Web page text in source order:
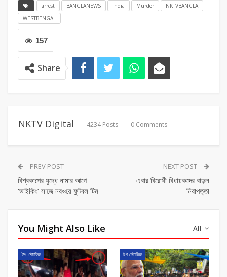
arrest BANGLANEWS India Murder
NKTVBANGLA
WESTBENGAL
157
Share
NKTV Digital 4234 Posts 0 Comments
PREV POST
বিশ্বকাপের যুদ্ধে নামার আগে
‘ভাইকিং’ সাজে নরওয়ে ফুটবল টিম
NEXT POST
এবার বিরোধী বিধায়কদের বাড়ল
নিরাপত্তা
All
You Might Also Like
টপ স্টোরিজ টপ স্টোরিজ